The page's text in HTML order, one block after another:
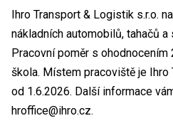
Ihro Transport & Logistik s.r.o.
nákladních automobilů, tahačů
Pracovní poměr s
škola. Místem pracoviště je Ihro
od 1.6.2026. Další informace
hroffice@ihro.cz.